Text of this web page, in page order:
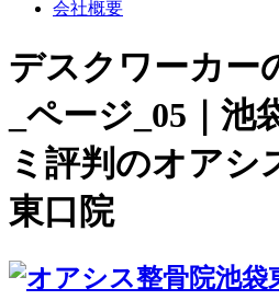
会社概要
デスクワーカー
_ページ_05｜池
ミ評判のオアシ
東口院